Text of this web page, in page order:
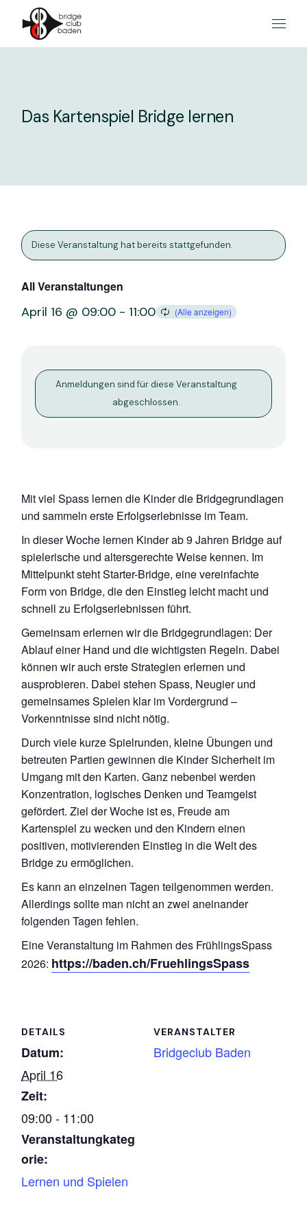
content
Das Kartenspiel Bridge lernen
Diese Veranstaltung hat bereits stattgefunden.
All Veranstaltungen
April 16 @ 09:00 - 11:00
Anmeldungen sind für diese Veranstaltung
abgeschlossen.
Mit viel Spass lernen die Kinder die Bridgegrundlagen
und sammeln erste Erfolgserlebnisse im Team.
In dieser Woche lernen Kinder ab 9 Jahren Bridge auf
spielerische und altersgerechte Weise kennen. Im
Mittelpunkt steht Starter-Bridge, eine vereinfachte
Form von Bridge, die den Einstieg leicht macht und
schnell zu Erfolgserlebnissen führt.
Gemeinsam erlernen wir die Bridgegrundlagen: Der
Ablauf einer Hand und die wichtigsten Regeln. Dabei
können wir auch erste Strategien erlernen und
ausprobieren. Dabei stehen Spass, Neugier und
gemeinsames Spielen klar im Vordergrund –
Vorkenntnisse sind nicht nötig.
Durch viele kurze Spielrunden, kleine Übungen und
betreuten Partien gewinnen die Kinder Sicherheit im
Umgang mit den Karten. Ganz nebenbei werden
Konzentration, logisches Denken und Teamgeist
gefördert. Ziel der Woche ist es, Freude am
Kartenspiel zu wecken und den Kindern einen
positiven, motivierenden Einstieg in die Welt des
Bridge zu ermöglichen.
Es kann an einzelnen Tagen teilgenommen werden.
Allerdings sollte man nicht an zwei aneinander
folgenden Tagen fehlen.
Eine Veranstaltung im Rahmen des FrühlingsSpass
2026: https://baden.ch/FruehlingsSpass
DETAILS
Datum:
April 16
Zeit:
09:00 - 11:00
Veranstaltungkateg
orie:
Lernen und Spielen
VERANSTALTER
Bridgeclub Baden